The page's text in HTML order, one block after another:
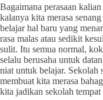
Bagaimana perasaan
kalanya kita merasa
belajar hal baru yang
rasa malas atau sedikit
sulit. Itu semua normal,
selalu berusaha untuk
niat untuk belajar. Sekolah
membuat kita merasa
kita jadikan sekolah